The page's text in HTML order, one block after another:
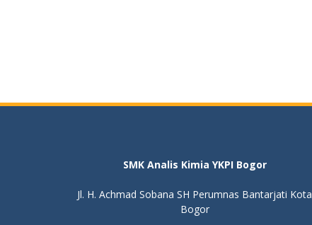
SMK Analis Kimia YKPI Bogor
Jl. H. Achmad Sobana SH Perumnas Bantarjati Kota
Bogor